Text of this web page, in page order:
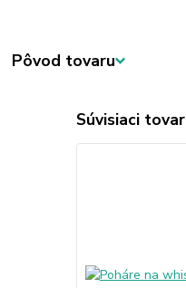
Pôvod tovaru
Súvisiaci tovar